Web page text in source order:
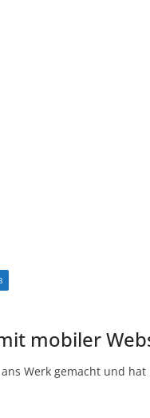
mobiler
Werk gemacht und